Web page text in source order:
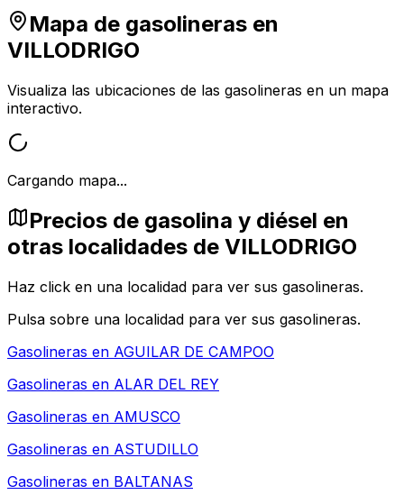
Mapa de gasolineras en
VILLODRIGO
Visualiza las ubicaciones de las gasolineras en un mapa
interactivo.
Cargando mapa...
Precios de gasolina y diésel en
otras localidades de VILLODRIGO
Haz click en una localidad para ver sus gasolineras.
Pulsa sobre una localidad para ver sus gasolineras.
Gasolineras en AGUILAR DE CAMPOO
Gasolineras en ALAR DEL REY
Gasolineras en AMUSCO
Gasolineras en ASTUDILLO
Gasolineras en BALTANAS